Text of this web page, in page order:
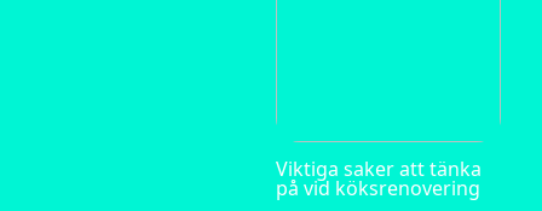
Viktiga saker att tänka
på vid köksrenovering